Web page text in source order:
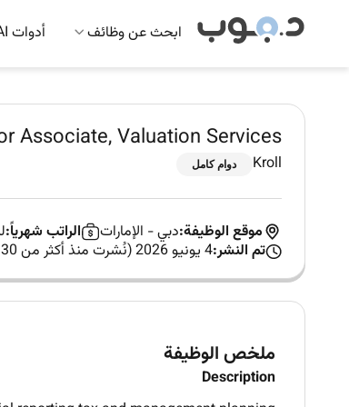
ابحث عن وظائف أدوات AI
Associate, Valuation Services
Kroll دوام كامل
موقع الوظيفة:دبي- الإمارات الراتب شهرياً:
تم النشر:4 يونيو 2026 (نُشرت منذ أكثر من 30 يومًا)
ملخص الوظيفة
Description